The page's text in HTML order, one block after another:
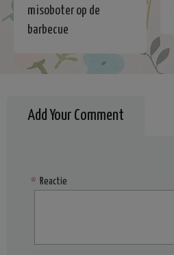
misoboter op de
barbecue
Add Your Comment
Reactie
*